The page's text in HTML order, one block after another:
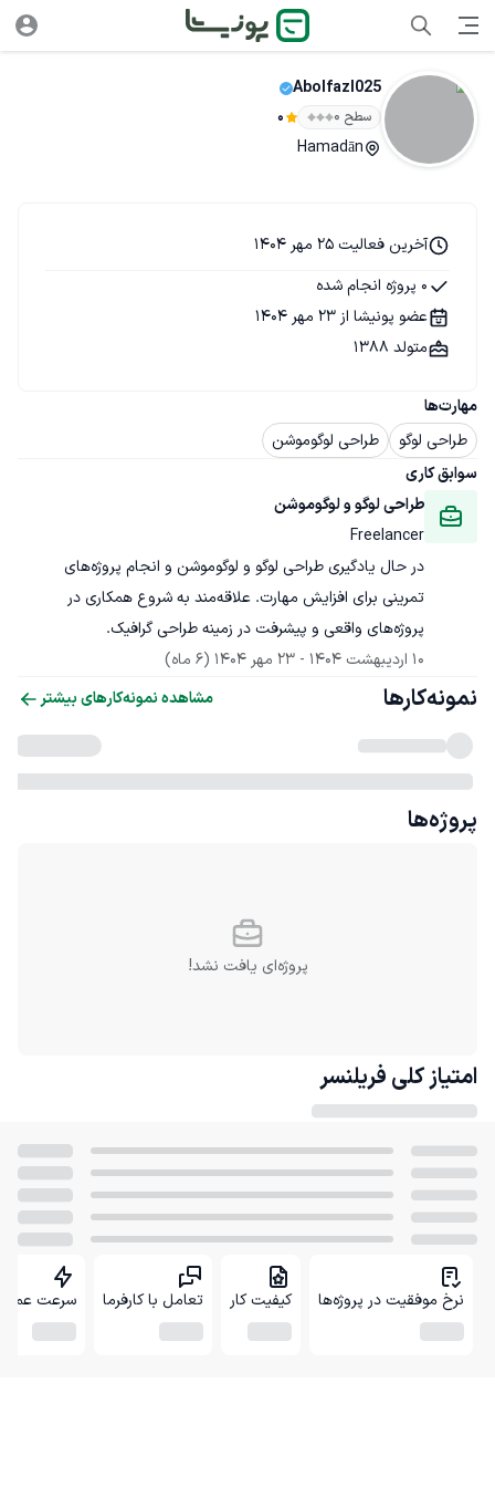
Abolfazl025
سطح ۰ 0
Hamadān
مهارت‌ها
طراحی لوگو
طراحی لوگوموشن
سوابق کاری
طراحی لوگو و لوگوموشن
Freelancer
در حال یادگیری طراحی لوگو و لوگوموشن و انجام پروژه‌های
تمرینی برای افزایش مهارت. علاقه‌مند به شروع همکاری در
پروژه‌های واقعی و پیشرفت در زمینه طراحی گرافیک.
10 اردیبهشت 1404
- 23 مهر 1404 (6 ماه)
آخرین فعالیت 25 مهر 1404
0 پروژه انجام شده
عضو پونیشا از 23 مهر 1404
متولد 1388
نمونه‌کارها مشاهده نمونه‌کارهای بیشتر
پروژه‌ها
پروژه‌ای یافت نشد!
امتیاز کلی فریلنسر
نرخ موفقیت در پروژه‌ها کیفیت کار تعامل با کارفرما سرعت عمل